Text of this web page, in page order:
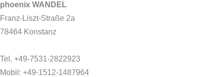
phoenix WANDEL
Franz-Liszt-Straße 2a
78464 Konstanz
Tel. +49-7531-2822923
Mobil: +49-1512-1487964